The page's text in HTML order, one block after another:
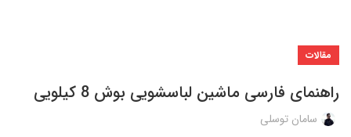
مقالات
راهنمای فارسی ماشین لباسشویی بوش 8 کیلویی
سامان توسلی